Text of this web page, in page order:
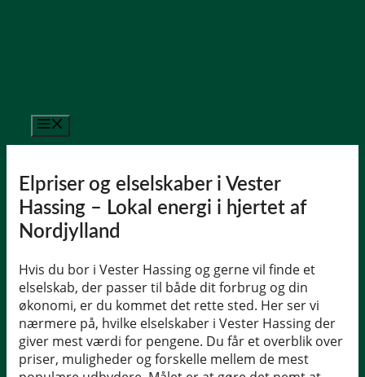
Elpriser og elselskaber i Vester
Hassing – Lokal energi i hjertet af
Nordjylland
Hvis du bor i Vester Hassing og gerne vil finde et
elselskab, der passer til både dit forbrug og din
økonomi, er du kommet det rette sted. Her ser vi
nærmere på, hvilke elselskaber i Vester Hassing der
giver mest værdi for pengene. Du får et overblik over
priser, muligheder og forskelle mellem de mest